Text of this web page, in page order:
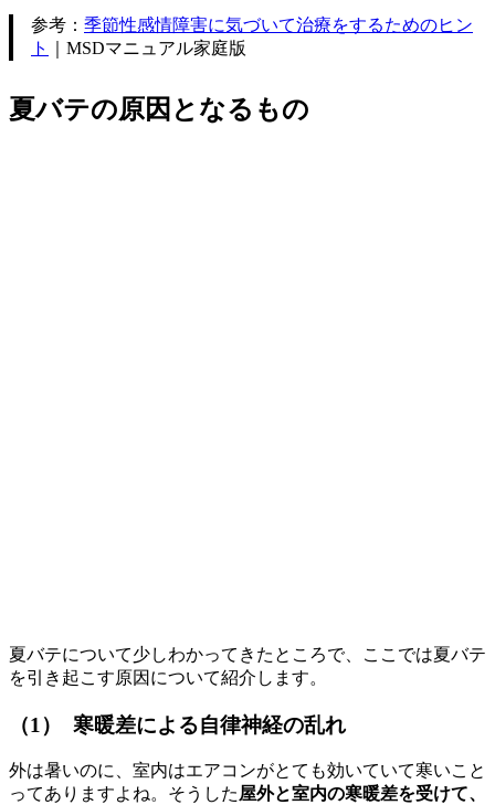
参考： 季節性感情障害に気づいて治療をするためのヒン
ト
｜MSDマニュアル家庭版
夏バテの原因となるもの
夏バテについて少しわかってきたところで、ここでは夏バテ
を引き起こす原因について紹介します。
（1） 寒暖差による自律神経の乱れ
外は暑いのに、室内はエアコンがとても効いていて寒いこと
ってありますよね。そうした屋外と室内の寒暖差を受けて、